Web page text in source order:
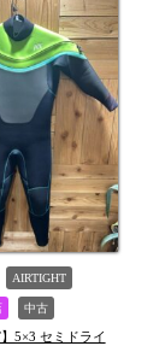
AIRTIGHT
中古
5×3 セミドライ